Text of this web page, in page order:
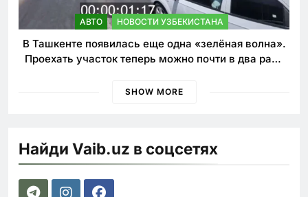
АВТО НОВОСТИ УЗБЕКИСТАНА
В Ташкенте появилась еще одна «зелёная волна».
Проехать участок теперь можно почти в два раза
SHOW MORE
Найди Vaib.uz в соцсетях